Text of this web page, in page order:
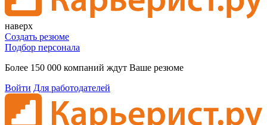
наверх
Создать резюме
Подбор персонала
Более 150 000 компаний ждут Ваше резюме
Войти Для работодателей